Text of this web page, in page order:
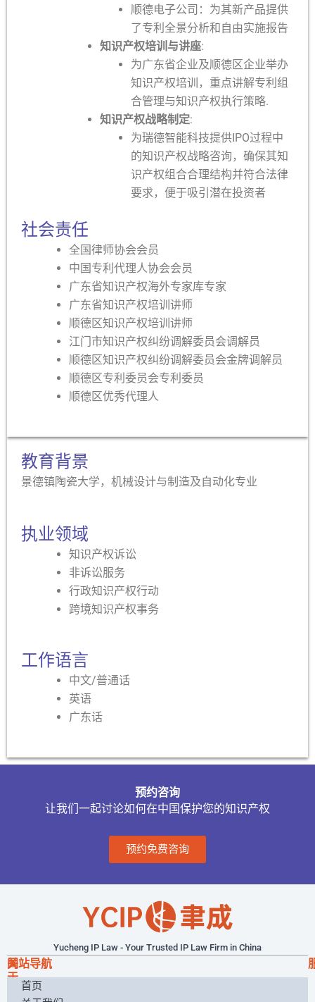
顺德电子公司：为其新产品提供
了专利全景分析和自由实施报告
知识产权培训与讲座:
为广东省企业及顺德区企业举办
知识产权培训，重点讲解专利组
合管理与知识产权执行策略.
知识产权战略制定:
为瑞德智能科技提供IPO过程中
的知识产权战略咨询，确保其知
识产权组合合理结构并符合法律
要求，便于吸引潜在投资者
社会责任
全国律师协会会员
中国专利代理人协会会员
广东省知识产权海外专家库专家
广东省知识产权培训讲师
顺德区知识产权培训讲师
江门市知识产权纠纷调解委员会调解员
顺德区知识产权纠纷调解委员会金牌调解员
顺德区专利委员会专利委员
顺德区优秀代理人
教育背景
景德镇陶瓷大学，机械设计与制造及自动化专业
执业领域
知识产权诉讼
非诉讼服务
行政知识产权行动
跨境知识产权事务
工作语言
中文/普通话
英语
广东话
预约咨询
让我们一起讨论如何在中国保护您的知识产权
预约免费咨询
Yucheng IP Law - Your Trusted IP Law Firm in China
关
于
网站导航
首页